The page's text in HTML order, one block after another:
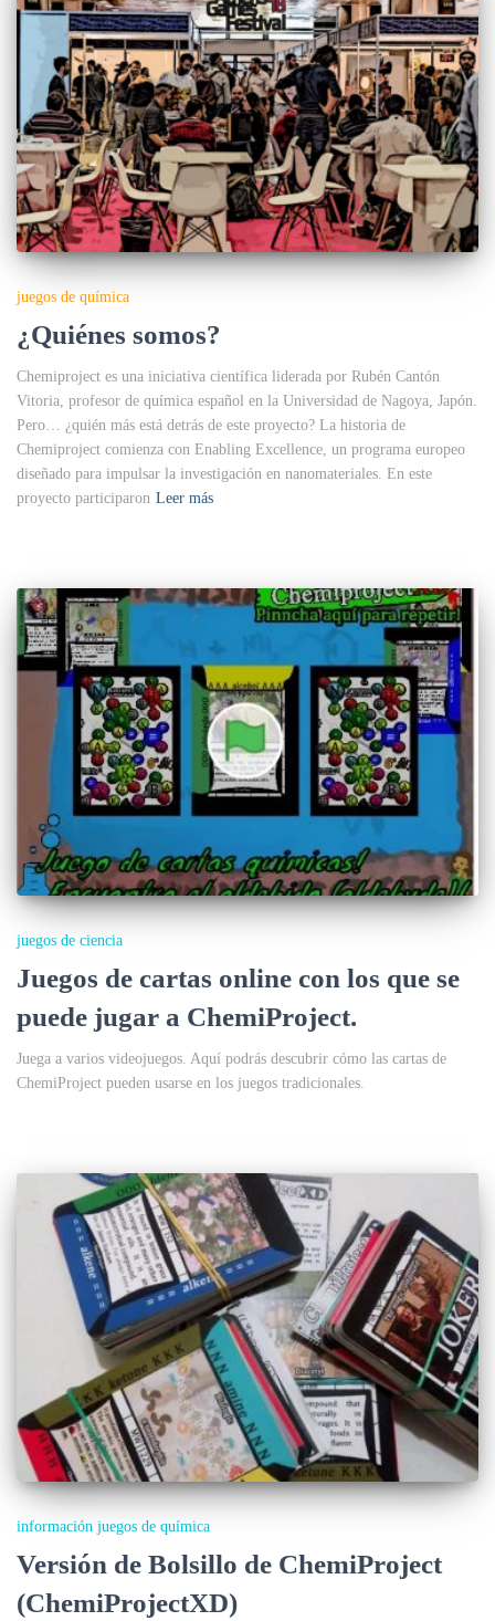
juegos de química
¿Quiénes somos?
Chemiproject es una iniciativa científica liderada por Rubén Cantón
Vitoria, profesor de química español en la Universidad de Nagoya, Japón.
Pero… ¿quién más está detrás de este proyecto? La historia de
Chemiproject comienza con Enabling Excellence, un programa europeo
diseñado para impulsar la investigación en nanomateriales. En este
proyecto participaron Leer más
juegos de ciencia
Juegos de cartas online con los que se
puede jugar a ChemiProject.
Juega a varios videojuegos. Aquí podrás descubrir cómo las cartas de
ChemiProject pueden usarse en los juegos tradicionales.
información juegos de química
Versión de Bolsillo de ChemiProject
(ChemiProjectXD)